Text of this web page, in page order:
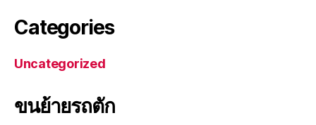
Categories
Uncategorized
ขนย้ายรถตัก